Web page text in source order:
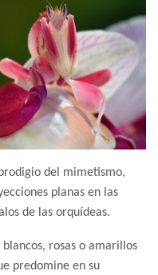
del mimetismo,
planas en las
de las orquídeas.
rosas o amarillos
predomine en su